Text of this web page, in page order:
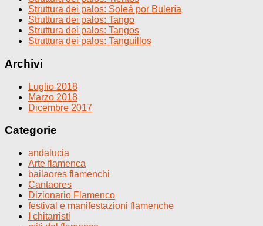
Struttura dei palos: Soleá por Bulería
Struttura dei palos: Tango
Struttura dei palos: Tangos
Struttura dei palos: Tanguillos
Archivi
Luglio 2018
Marzo 2018
Dicembre 2017
Categorie
andalucia
Arte flamenca
bailaores flamenchi
Cantaores
Dizionario Flamenco
festival e manifestazioni flamenche
I chitarristi